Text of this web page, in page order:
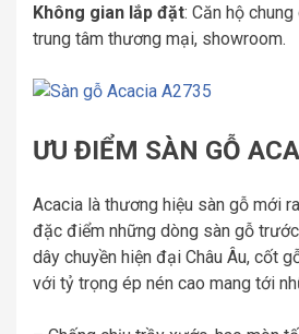
Không gian lắp đặt: Căn hộ
trung tâm thương mại, showroom.
ƯU ĐIỂM SÀN GỖ
Acacia là thương hiệu sàn gỗ mới
đặc điểm những dòng sàn gỗ
dây chuyền hiện đại Châu Âu, cốt
với tỷ trọng ép nén cao mang tới